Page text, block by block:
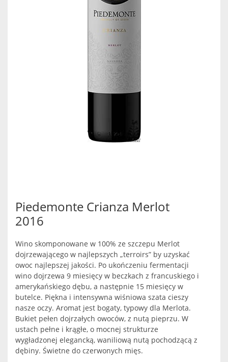
Piedemonte Crianza Merlot
2016
Wino skomponowane w 100% ze szczepu Merlot
dojrzewającego w najlepszych „terroirs” by uzyskać
owoc najlepszej jakości. Po ukończeniu fermentacji
wino dojrzewa 9 miesięcy w beczkach z francuskiego i
amerykańskiego dębu, a następnie 15 miesięcy w
butelce. Piękna i intensywna wiśniowa szata cieszy
nasze oczy. Aromat jest bogaty, typowy dla Merlota.
Bukiet pełen dojrzałych owoców, z nutą pieprzu. W
ustach pełne i krągłe, o mocnej strukturze
wygładzonej elegancką, waniliową nutą pochodzącą z
dębiny. Świetne do czerwonych mięs.